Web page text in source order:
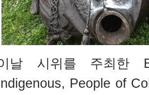
날 시위를 주최한
People of